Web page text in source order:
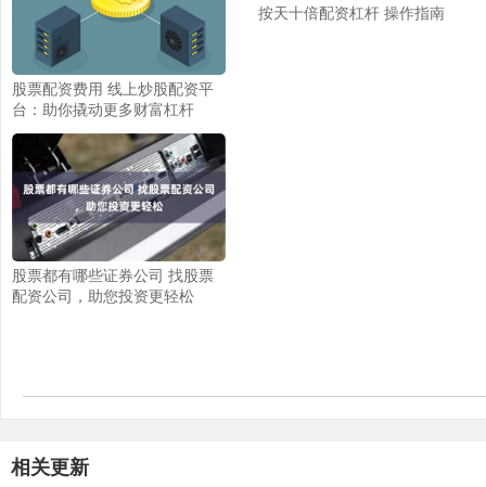
股票配资费用 线上炒股配资平
台：助你撬动更多财富杠杆
按天十倍配资杠杆 操作指南
股票都有哪些证券公司 找股票
配资公司，助您投资更轻松
相关更新